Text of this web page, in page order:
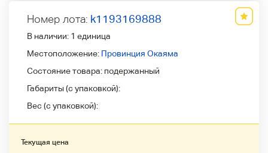
Номер лота: k1193169888
В наличии: 1 единица
Местоположение: Провинция Окаяма
Состояние товара: подержанный
Габариты (с упаковкой):
Вес (с упаковкой):
Текущая цена